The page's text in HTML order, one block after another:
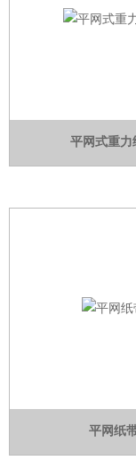
平网式重力
平网纸